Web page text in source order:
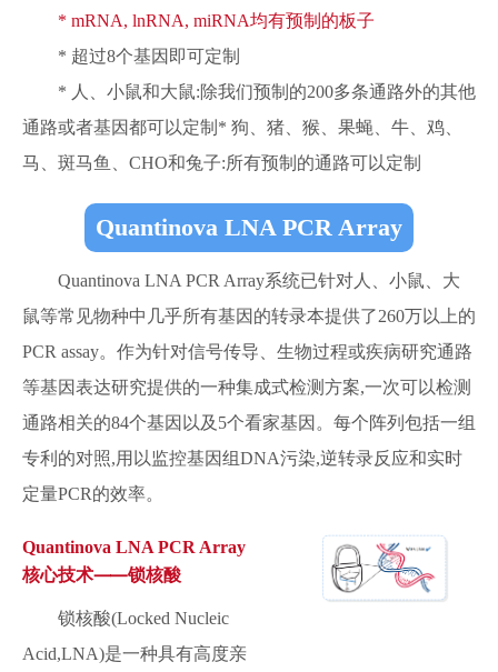
* mRNA, lnRNA, miRNA均有预制的板子
* 超过8个基因即可定制
* 人、小鼠和大鼠:除我们预制的200多条通路外的其他
通路或者基因都可以定制* 狗、猪、猴、果蝇、牛、鸡、
马、斑马鱼、CHO和兔子:所有预制的通路可以定制
Quantinova LNA PCR Array
Quantinova LNA PCR Array系统已针对人、小鼠、大
鼠等常见物种中几乎所有基因的转录本提供了260万以上的
PCR assay。作为针对信号传导、生物过程或疾病研究通路
等基因表达研究提供的一种集成式检测方案,一次可以检测
通路相关的84个基因以及5个看家基因。每个阵列包括一组
专利的对照,用以监控基因组DNA污染,逆转录反应和实时
定量PCR的效率。
Quantinova LNA PCR Array
核心技术⸺锁核酸
锁核酸(Locked Nucleic
Acid,LNA)是一种具有高度亲